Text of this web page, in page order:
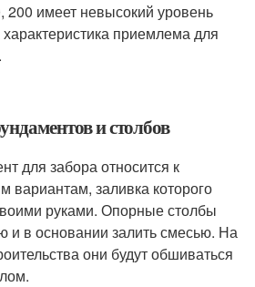
200 имеет невысокий уровень
приемлема для
и столбов
для забора относится к
заливка которого
руками. Опорные столбы
и в основании залить смесью. На
они будут обшиваться